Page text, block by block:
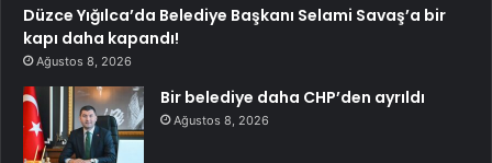
Düzce Yığılca’da Belediye Başkanı Selami Savaş’a bir
kapı daha kapandı!
Ağustos 8, 2026
Bir belediye daha CHP’den ayrıldı
Ağustos 8, 2026